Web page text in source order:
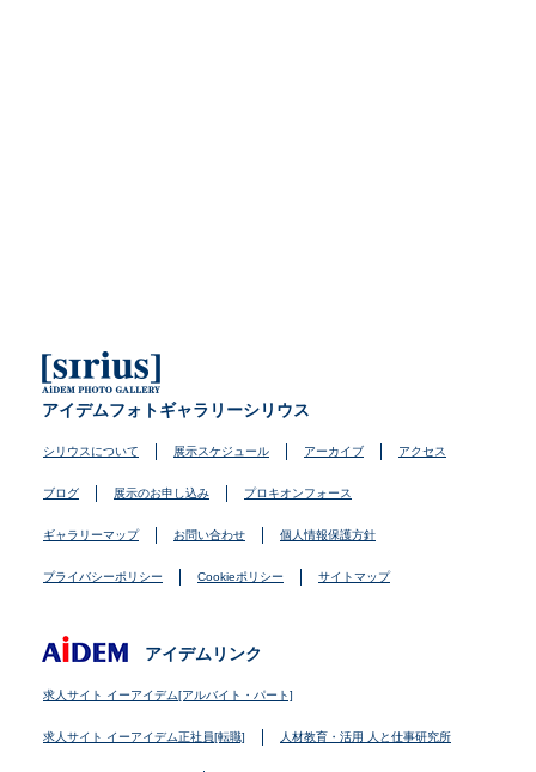
アイデムフォトギャラリーシリウス
シリウスについて 展示スケジュール アーカイブ アクセス
ブログ 展示のお申し込み プロキオンフォース
ギャラリーマップ お問い合わせ 個人情報保護方針
プライバシーポリシー Cookieポリシー サイトマップ
アイデムリンク
求人サイト イーアイデム[アルバイト・パート]
求人サイト イーアイデム正社員[転職] 人材教育・活用 人と仕事研究所